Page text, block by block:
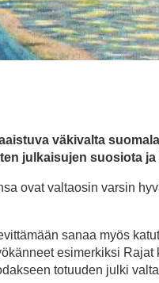
väkivalta
julkaisujen suosiota ja
ovat valtaosin varsin
sanaa myös
esimerkiksi
totuuden julki